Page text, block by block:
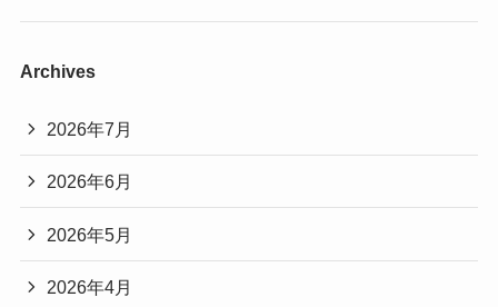
Archives
2026年7月
2026年6月
2026年5月
2026年4月